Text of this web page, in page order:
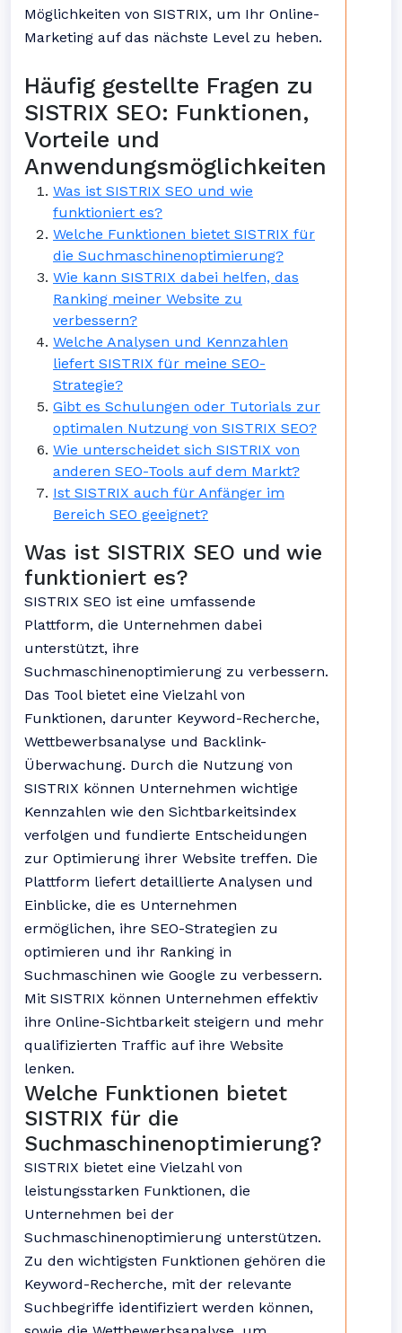
Möglichkeiten von SISTRIX, um Ihr Online-
Marketing auf das nächste Level zu heben.
Häufig gestellte Fragen zu
SISTRIX SEO: Funktionen,
Vorteile und
Anwendungsmöglichkeiten
Was ist SISTRIX SEO und wie
funktioniert es?
Welche Funktionen bietet SISTRIX für
die Suchmaschinenoptimierung?
Wie kann SISTRIX dabei helfen, das
Ranking meiner Website zu
verbessern?
Welche Analysen und Kennzahlen
liefert SISTRIX für meine SEO-
Strategie?
Gibt es Schulungen oder Tutorials zur
optimalen Nutzung von SISTRIX SEO?
Wie unterscheidet sich SISTRIX von
anderen SEO-Tools auf dem Markt?
Ist SISTRIX auch für Anfänger im
Bereich SEO geeignet?
Was ist SISTRIX SEO und wie
funktioniert es?
SISTRIX SEO ist eine umfassende
Plattform, die Unternehmen dabei
unterstützt, ihre
Suchmaschinenoptimierung zu verbessern.
Das Tool bietet eine Vielzahl von
Funktionen, darunter Keyword-Recherche,
Wettbewerbsanalyse und Backlink-
Überwachung. Durch die Nutzung von
SISTRIX können Unternehmen wichtige
Kennzahlen wie den Sichtbarkeitsindex
verfolgen und fundierte Entscheidungen
zur Optimierung ihrer Website treffen. Die
Plattform liefert detaillierte Analysen und
Einblicke, die es Unternehmen
ermöglichen, ihre SEO-Strategien zu
optimieren und ihr Ranking in
Suchmaschinen wie Google zu verbessern.
Mit SISTRIX können Unternehmen effektiv
ihre Online-Sichtbarkeit steigern und mehr
qualifizierten Traffic auf ihre Website
lenken.
Welche Funktionen bietet
SISTRIX für die
Suchmaschinenoptimierung?
SISTRIX bietet eine Vielzahl von
leistungsstarken Funktionen, die
Unternehmen bei der
Suchmaschinenoptimierung unterstützen.
Zu den wichtigsten Funktionen gehören die
Keyword-Recherche, mit der relevante
Suchbegriffe identifiziert werden können,